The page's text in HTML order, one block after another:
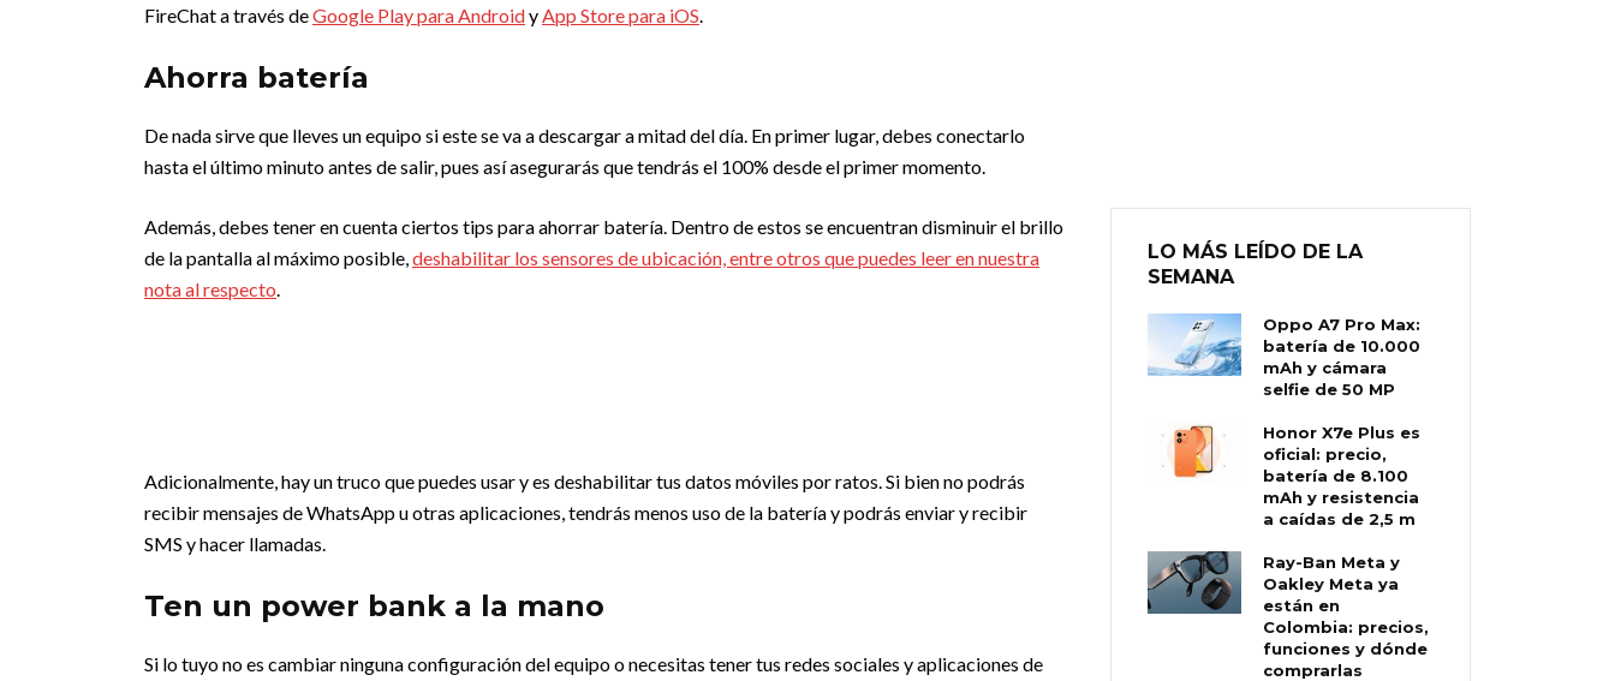
FireChat a través deGoogle Play para AndroidyApp Store para iOS.
Ahorra batería
De nada sirve que lleves un equipo si este se va a descargar a mitad del día. En primer lugar, debes conectarlo
hasta el último minuto antes de salir, pues así asegurarás que tendrás el 100% desde el primer momento.
Además, debes tener en cuenta ciertos tips para ahorrar batería. Dentro de estos se encuentran disminuir el brillo
de la pantalla al máximo posible,deshabilitar los sensores de ubicación, entre otros que puedes leer en nuestra
nota al respecto.
Adicionalmente, hay un truco que puedes usar y es deshabilitar tus datos móviles por ratos. Si bien no podrás
recibir mensajes de WhatsApp u otras aplicaciones, tendrás menos uso de la batería y podrás enviar y recibir
SMS y hacer llamadas.
Ten un power bank a la mano
Si lo tuyo no es cambiar ninguna configuración del equipo o necesitas tener tus redes sociales y aplicaciones de
LO MÁS LEÍDO DE LA
SEMANA
Oppo A7 Pro Max:
batería de 10.000
mAh y cámara
selfie de 50 MP
Honor X7e Plus es
oficial: precio,
batería de 8.100
mAh y resistencia
a caídas de 2,5 m
Ray-Ban Meta y
Oakley Meta ya
están en
Colombia: precios,
funciones y dónde
comprarlas